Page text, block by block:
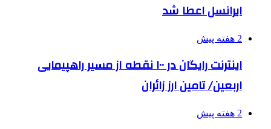
ایرانسل اعطا شد
2 هفته پیش
اینترنت رایگان در ۱۰۰ نقطه از مسیر راهپیمایی
اربعین/ تامین ارز زائران
2 هفته پیش